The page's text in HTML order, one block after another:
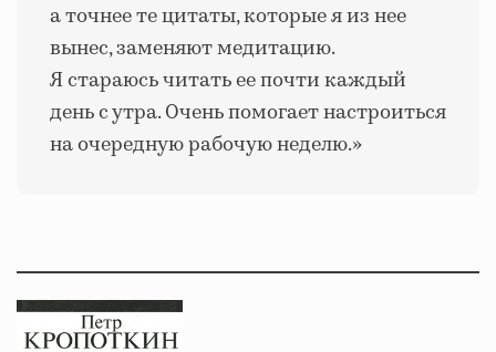
а точнее те цитаты, которые я из нее
вынес, заменяют медитацию.
Я стараюсь читать ее почти каждый
день с утра. Очень помогает настроиться
на очередную рабочую неделю.»